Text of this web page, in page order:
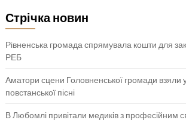
Стрічка новин
Рівненська громада спрямувала кошти для
РЕБ
Аматори сцени Головненської громади взяли
повстанської пісні
В Любомлі привітали медиків з професійним